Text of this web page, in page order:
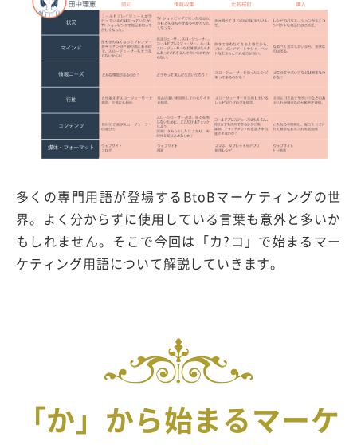
多くの専門用語が登場するBtoBマーケティングの世
界。よく分からずに使用している言葉も意外と多いか
もしれません。そこで今回は「カ?コ」で始まるマー
ケティング用語について解説していきます。
「か」から始まるマーケ